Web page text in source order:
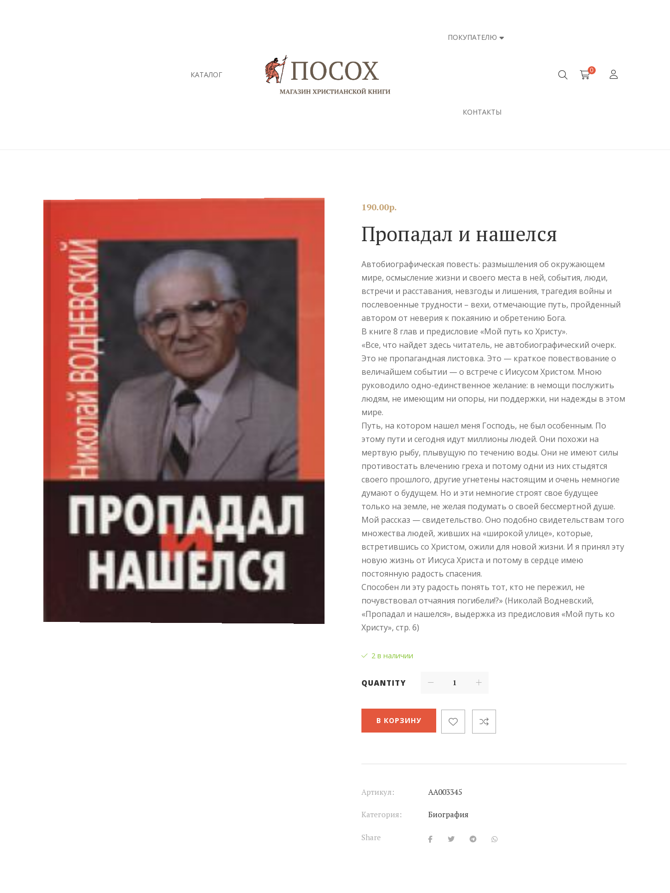
КАТАЛОГ
ПОКУПАТЕЛЮ
КОНТАКТЫ
0
190.00р.
Пропадал и нашелся
Автобиографическая повесть: размышления об окружающем
мире, осмысление жизни и своего места в ней, события, люди,
встречи и расставания, невзгоды и лишения, трагедия войны и
послевоенные трудности – вехи, отмечающие путь, пройденный
автором от неверия к покаянию и обретению Бога.
В книге 8 глав и предисловие «Мой путь ко Христу».
«Все, что найдет здесь читатель, не автобиографический очерк.
Это не пропагандная листовка. Это — краткое повествование о
величайшем событии — о встрече с Иисусом Христом. Мною
руководило одно-единственное желание: в немощи послужить
людям, не имеющим ни опоры, ни поддержки, ни надежды в этом
мире.
Путь, на котором нашел меня Господь, не был особенным. По
этому пути и сегодня идут миллионы людей. Они похожи на
мертвую рыбу, плывущую по течению воды. Они не имеют силы
противостать влечению греха и потому одни из них стыдятся
своего прошлого, другие угнетены настоящим и очень немногие
думают о будущем. Но и эти немногие строят свое будущее
только на земле, не желая подумать о своей бессмертной душе.
Мой рассказ — свидетельство. Оно подобно свидетельствам того
множества людей, живших на «широкой улице», которые,
встретившись со Христом, ожили для новой жизни. И я принял эту
новую жизнь от Иисуса Христа и потому в сердце имею
постоянную радость спасения.
Способен ли эту радость понять тот, кто не пережил, не
почувствовал отчаяния погибели!?» (Николай Водневский,
«Пропадал и нашелся», выдержка из предисловия «Мой путь ко
Христу», стр. 6)
2 в наличии
QUANTITY
В КОРЗИНУ
Артикул: АА003345
Категория: Биография
Share